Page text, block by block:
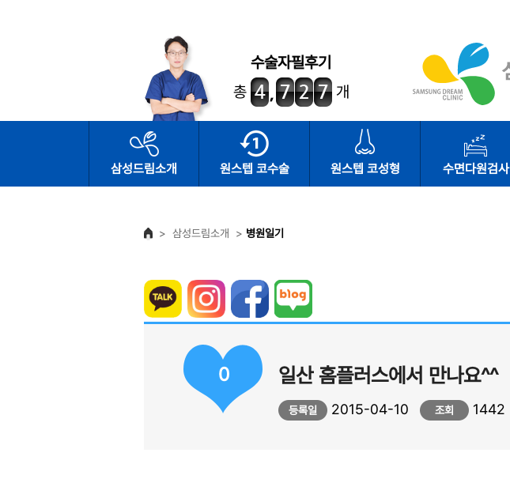
수술자필후기
총
개
삼성드림소개 원스텝 코수술 원스텝 코성형 수면다원검사
> 삼성드림소개 > 병원일기
0 일산 홈플러스에서 만나요^^
등록일 2015-04-10 조회 1442